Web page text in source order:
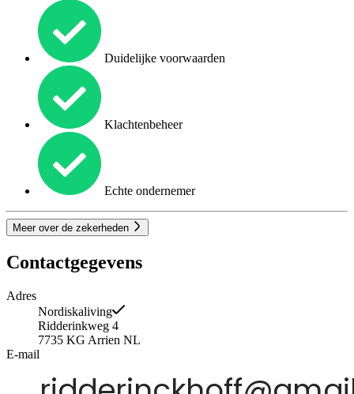
Duidelijke voorwaarden
Klachtenbeheer
Echte ondernemer
Meer over de zekerheden
Contactgegevens
Adres
Nordiskaliving
Ridderinkweg 4
7735 KG Arrien NL
E-mail